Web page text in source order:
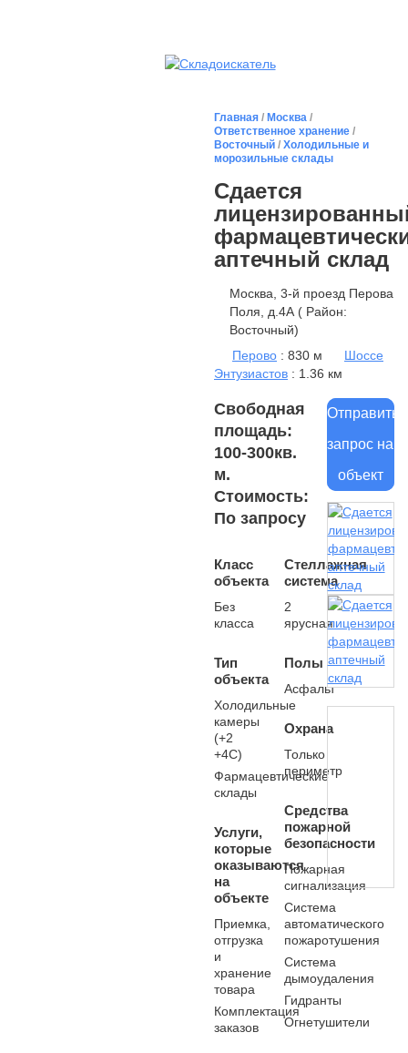
Главная / Москва /
Ответственное хранение /
Восточный / Холодильные и
морозильные склады
Сдается
аптечный склад
Москва, 3-й проезд Перова
Поля, д.4А ( Район:
Восточный)
Перово : 830 м
Шоссе
Энтузиастов : 1.36 км
Отправить
запрос на
объект
Свободная
площадь:
100-300кв.
м.
Стоимость:
По запросу
Класс
объекта
Без
класса
Тип
объекта
Холодильные
камеры
(+2
+4С)
Фармацевтические
склады
Услуги,
которые
оказываются
на
объекте
Приемка,
отгрузка
и
хранение
товара
Комплектация
заказов
Стеллажная
система
2
ярусная
Полы
Асфальт
Охрана
Только
периметр
Средства
пожарной
безопасности
Пожарная
сигнализация
Система
автоматического
пожаротушения
Система
дымоудаления
Гидранты
Огнетушители